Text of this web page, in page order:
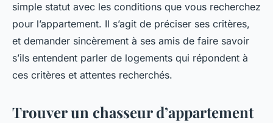
simple statut avec les conditions que vous recherchez
pour l’appartement. Il s’agit de préciser ses critères,
et demander sincèrement à ses amis de faire savoir
s’ils entendent parler de logements qui répondent à
ces critères et attentes recherchés.
Trouver un chasseur d’appartement